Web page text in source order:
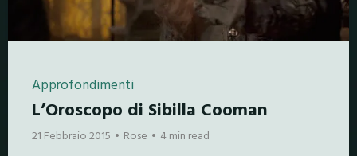
Approfondimenti
L’Oroscopo di Sibilla Cooman
21 Febbraio 2015 Rose 4 min read